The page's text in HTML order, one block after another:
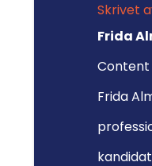
Skrivet
Frida
Frida